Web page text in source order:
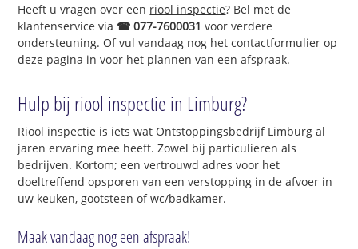
Heeft u vragen over een riool inspectie? Bel met de
klantenservice via ☎ 077-7600031 voor verdere
ondersteuning. Of vul vandaag nog het contactformulier op
deze pagina in voor het plannen van een afspraak.
Hulp bij riool inspectie in Limburg?
Riool inspectie is iets wat Ontstoppingsbedrijf Limburg al
jaren ervaring mee heeft. Zowel bij particulieren als
bedrijven. Kortom; een vertrouwd adres voor het
doeltreffend opsporen van een verstopping in de afvoer in
uw keuken, gootsteen of wc/badkamer.
Maak vandaag nog een afspraak!